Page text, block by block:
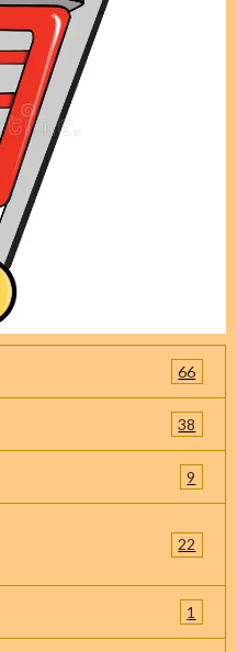
66
38
9
22
1